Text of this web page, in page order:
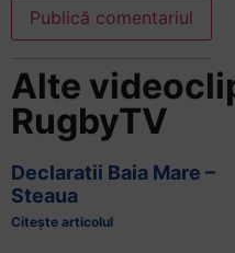
Alte
RugbyTV
Declaratii Baia Mare –
Steaua
Citește articolul